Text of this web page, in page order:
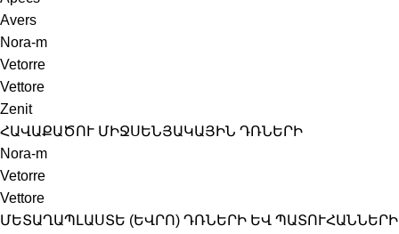
Avers
Nora-m
Vetorre
Vettore
Zenit
ՀԱՎԱՔԱԾՈՒ ՄԻՋՍԵՆՅԱԿԱՅԻՆ ԴՌՆԵՐԻ
Nora-m
Vetorre
Vettore
ՄԵՏԱՂԱՊԼԱՍՏԵ (ԵՎՐՈ) ԴՌՆԵՐԻ ԵՎ ՊԱՏՈՒՀԱՆՆԵՐԻ